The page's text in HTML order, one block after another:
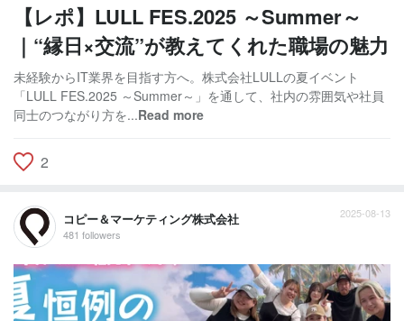
【レポ】LULL FES.2025 ～Summer～
｜“縁日×交流”が教えてくれた職場の魅力
未経験からIT業界を目指す方へ。株式会社LULLの夏イベント
「LULL FES.2025 ～Summer～」を通して、社内の雰囲気や社員
同士のつながり方を...Read more
2
コピー＆マーケティング株式会社
481 followers
2025-08-13